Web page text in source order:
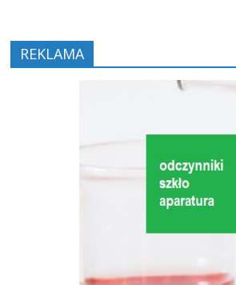
REKLAMA